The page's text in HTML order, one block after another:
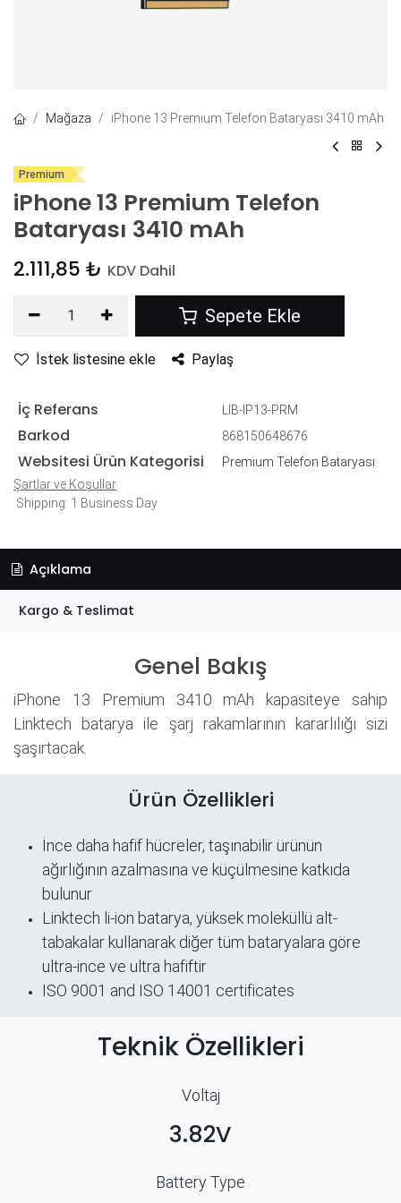
Mağaza iPhone 13 Premium Telefon Bataryası 3410 mAh
Premium
iPhone 13 Premium Telefon
Bataryası 3410 mAh
2.111,85 ₺ KDV Dahil
Sepete Ekle
İstek listesine ekle Paylaş
İç Referans LIB-IP13-PRM
Barkod 868150648676
Websitesi Ürün Kategorisi
Premium Telefon Bataryası
Şartlar ve Koşullar
Shipping: 1 Business Day
Açıklama
Kargo & Teslimat
Genel Bakış
iPhone 13 Premium 3410 mAh kapasiteye sahip
Linktech batarya ile şarj rakamlarının kararlılığı sizi
şaşırtacak.
Ürün Özellikleri
İnce daha hafif hücreler, taşınabilir ürünün
ağırlığının azalmasına ve küçülmesine katkıda
bulunur
Linktech li-ion batarya, yüksek moleküllü alt-
tabakalar kullanarak diğer tüm bataryalara göre
ultra-ince ve ultra hafiftir
ISO 9001 and ISO 14001 certificates
Teknik Özellikleri
Voltaj
3.82V
Battery Type